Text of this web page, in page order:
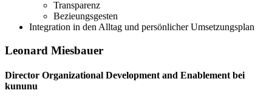
Transparenz
Bezieungsgesten
Integration in den Alltag und persönlicher Umsetzungsplan
Leonard Miesbauer
Director Organizational Development and Enablement bei
kununu